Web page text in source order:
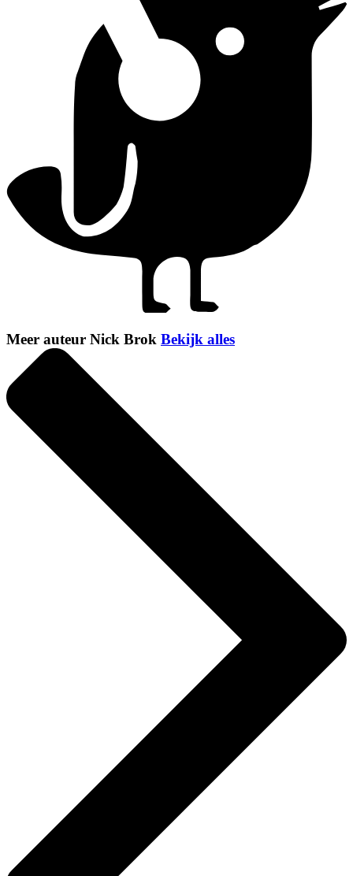
Meer auteur Nick Brok Bekijk alles